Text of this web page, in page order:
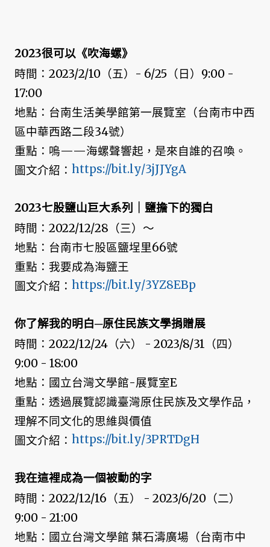
2023很可以《吹海螺》
時間：2023/2/10（五）- 6/25（日）9:00 -
17:00
地點：台南生活美學館第一展覽室（台南市中西
區中華西路二段34號）
重點：嗚——海螺聲響起，是來自誰的召喚。
圖文介紹： https://bit.ly/3jJJYgA
2023七股鹽山巨大系列｜鹽擔下的獨白
時間：2022/12/28（三）～
地點：台南市七股區鹽埕里66號
重點：我要成為海鹽王
圖文介紹： https://bit.ly/3YZ8EBp
你了解我的明白─原住民族文學捐贈展
時間：2022/12/24（六） - 2023/8/31（四）
9:00 - 18:00
地點：國立台灣文學館-展覽室E
重點：透過展覽認識臺灣原住民族及文學作品，
理解不同文化的思維與價值
圖文介紹： https://bit.ly/3PRTDgH
我在這裡成為一個被動的字
時間：2022/12/16（五） - 2023/6/20（二）
9:00 - 21:00
地點：國立台灣文學館 葉石濤廣場（台南市中